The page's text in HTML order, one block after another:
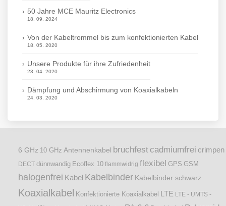
50 Jahre MCE Mauritz Electronics
18. 09. 2024
Von der Kabeltrommel bis zum konfektionierten Kabel
18. 05. 2020
Unsere Produkte für ihre Zufriedenheit
23. 04. 2020
Dämpfung und Abschirmung von Koaxialkabeln
24. 03. 2020
6 GHz 10 GHz Antennenkabel bruchfest cadmiumfrei crimpen
DECT dünnwandig Ecoflex 10 flammwidrig flexibel GPS GSM
halogenfrei Kabel Kabelbinder Kabelbinder schwarz
Koaxialkabel Konfektionierte Koaxialkabel LTE LTE - UMTS -